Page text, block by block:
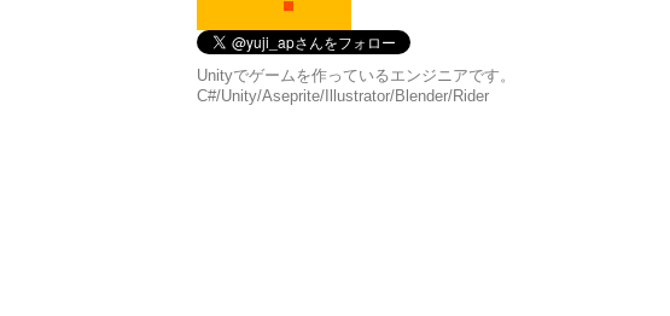
Unityでゲームを作っているエンジニアです。
C#/Unity/Aseprite/Illustrator/Blender/Rider